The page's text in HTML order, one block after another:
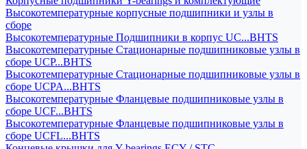
Высокотемпературные корпусные подшипники и узлы в
сборе
Высокотемпературные Подшипники в корпус UC...BHTS
Высокотемпературные Стационарные подшипниковые узлы в
сборе UCP...BHTS
Высокотемпературные Стационарные подшипниковые узлы в
сборе UCPA...BHTS
Высокотемпературные Фланцевые подшипниковые узлы в
сборе UCF...BHTS
Высокотемпературные Фланцевые подшипниковые узлы в
сборе UCFL...BHTS